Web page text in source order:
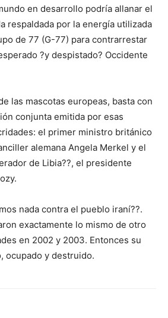
en desarrollo podría allanar el
respaldada por la energía utilizada
de 77 (G-77) para contrarrestar
?y despistado? Occidente
las mascotas europeas, basta con
conjunta emitida por esas
el primer ministro británico
alemana Angela Merkel y el
de Libia??, el presidente
nada contra el pueblo iraní??.
exactamente lo mismo de otro
en 2002 y 2003. Entonces su
ocupado y destruido.